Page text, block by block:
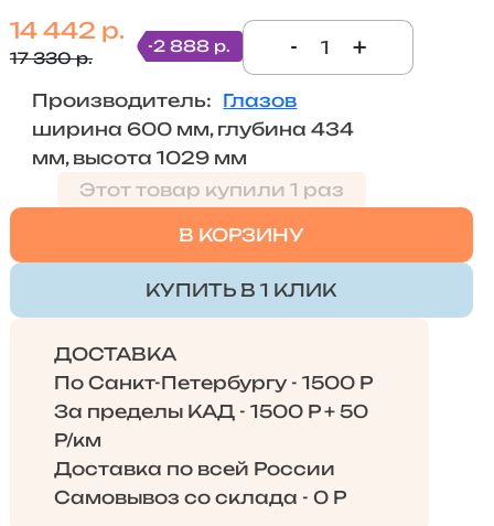
14 442 р.
17 330 р.
-2 888 р. - +
Производитель: Глазов
ширина 600 мм, глубина 434
мм, высота 1029 мм
Этот товар купили 1 раз
В КОРЗИНУ
КУПИТЬ В 1 КЛИК
ДОСТАВКА
По Санкт-Петербургу - 1500 Р
За пределы КАД - 1500 Р + 50
Р/км
Доставка по всей России
Самовывоз со склада - 0 Р